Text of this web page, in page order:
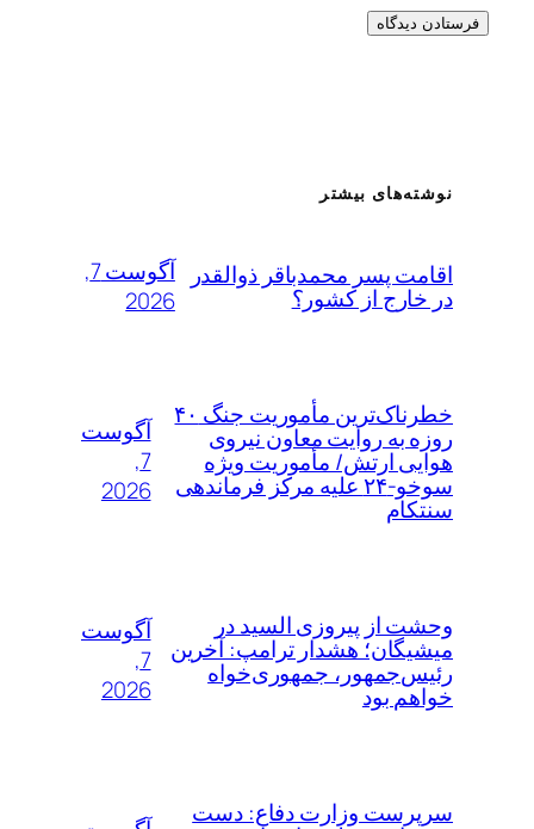
نوشته‌های بیشتر
اقامت پسر محمدباقر ذوالقدر
در خارج از کشور؟
آگوست 7,
2026
خطرناک‌ترین مأموریت جنگ ۴۰
روزه به روایت معاون نیروی
هوایی ارتش/ مأموریت ویژه
سوخو-۲۴ علیه مرکز فرماندهی
سنتکام
آگوست
7,
2026
وحشت از پیروزی السید در
میشیگان؛ هشدار ترامپ: آخرین
رئیس‌جمهور، جمهوری‌خواه
خواهم بود
آگوست
7,
2026
سرپرست وزارت دفاع: دست